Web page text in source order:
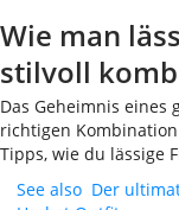
Wie man
stilvoll
Das Geheimnis eines
richtigen
Tipps, wie du lässige
See also Der